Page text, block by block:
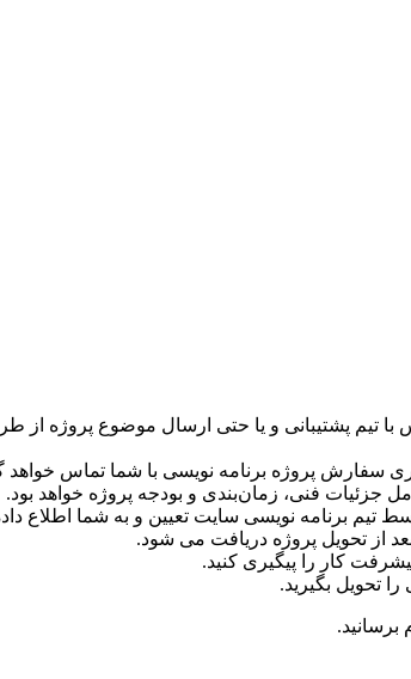
سفارش پروژه برنامه نویسی با شما تماس
جزئیات فنی، زمان‌بندی و بودجه پروژه خواهد بود.
تیم برنامه نویسی سایت تعیین و به شما اطلاع
کار را پیگیری کنید.
تحویل بگیرید.
برسانید.